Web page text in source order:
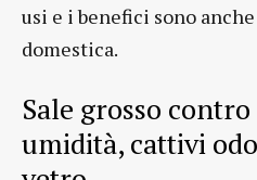
usi e i benefici sono
domestica.
Sale grosso
umidità, cattivi